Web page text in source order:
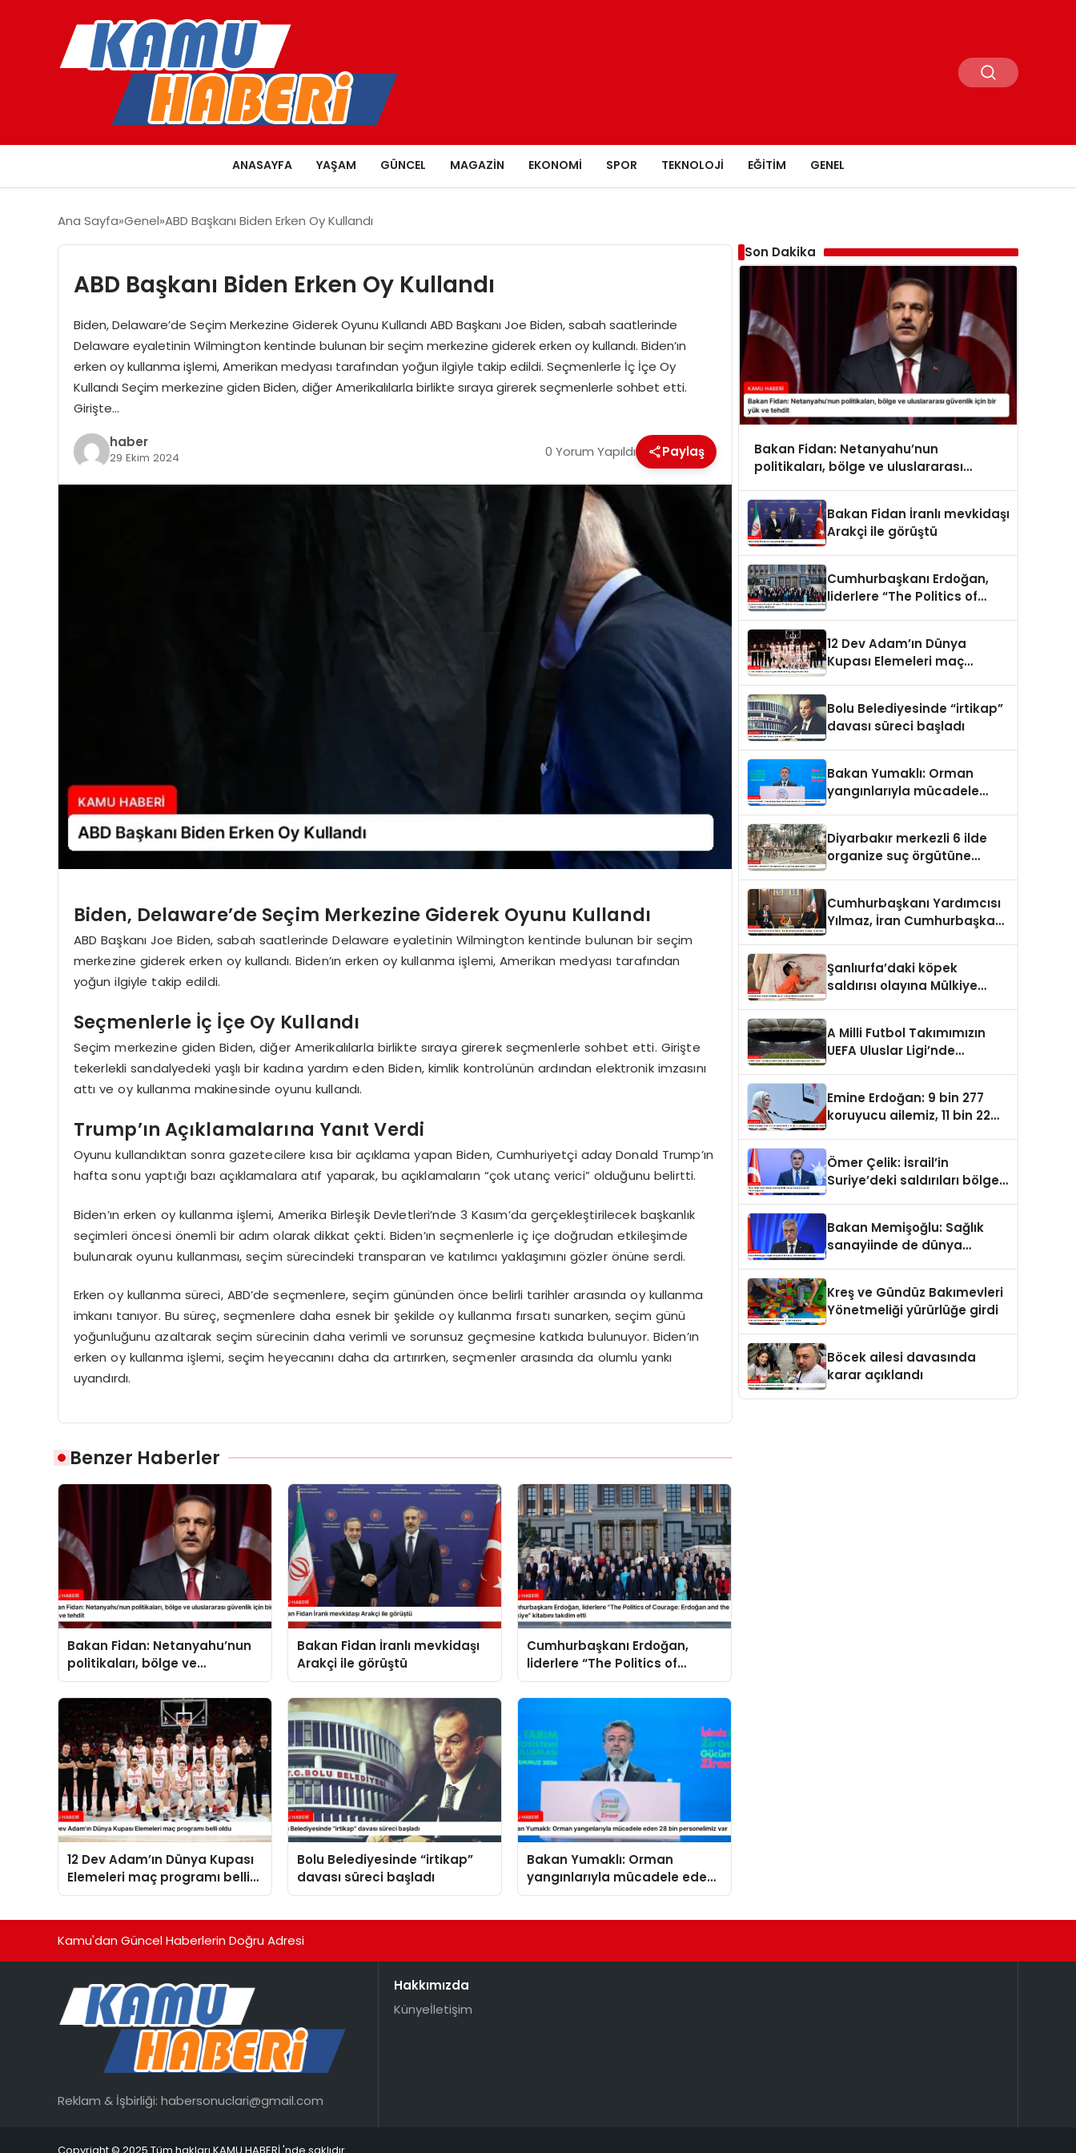
ANASAYFA YAŞAM GÜNCEL MAGAZIN EKONOMI SPOR TEKNOLOJI EĞITIM GENEL
Ana Sayfa Genel ABD Başkanı Biden Erken Oy Kullandı
ABD Başkanı Biden Erken Oy Kullandı
Biden, Delaware’de Seçim Merkezine Giderek Oyunu Kullandı ABD Başkanı Joe Biden, sabah saatlerinde
Delaware eyaletinin Wilmington kentinde bulunan bir seçim merkezine giderek erken oy kullandı. Biden’ın
erken oy kullanma işlemi, Amerikan medyası tarafından yoğun ilgiyle takip edildi. Seçmenlerle İç İçe Oy
Kullandı Seçim merkezine giden Biden, diğer Amerikalılarla birlikte sıraya girerek seçmenlerle sohbet etti.
Girişte…
haber
29 Ekim 2024 0 Yorum Yapıldı Paylaş
Biden, Delaware’de Seçim Merkezine Giderek Oyunu Kullandı
ABD Başkanı Joe Biden, sabah saatlerinde Delaware eyaletinin Wilmington kentinde bulunan bir seçim
merkezine giderek erken oy kullandı. Biden’ın erken oy kullanma işlemi, Amerikan medyası tarafından
yoğun ilgiyle takip edildi.
Seçmenlerle İç İçe Oy Kullandı
Seçim merkezine giden Biden, diğer Amerikalılarla birlikte sıraya girerek seçmenlerle sohbet etti. Girişte
tekerlekli sandalyedeki yaşlı bir kadına yardım eden Biden, kimlik kontrolünün ardından elektronik imzasını
attı ve oy kullanma makinesinde oyunu kullandı.
Trump’ın Açıklamalarına Yanıt Verdi
Oyunu kullandıktan sonra gazetecilere kısa bir açıklama yapan Biden, Cumhuriyetçi aday Donald Trump’ın
hafta sonu yaptığı bazı açıklamalara atıf yaparak, bu açıklamaların “çok utanç verici” olduğunu belirtti.
Biden’ın erken oy kullanma işlemi, Amerika Birleşik Devletleri’nde 3 Kasım’da gerçekleştirilecek başkanlık
seçimleri öncesi önemli bir adım olarak dikkat çekti. Biden’ın seçmenlerle iç içe doğrudan etkileşimde
bulunarak oyunu kullanması, seçim sürecindeki transparan ve katılımcı yaklaşımını gözler önüne serdi.
Erken oy kullanma süreci, ABD’de seçmenlere, seçim gününden önce belirli tarihler arasında oy kullanma
imkanı tanıyor. Bu süreç, seçmenlere daha esnek bir şekilde oy kullanma fırsatı sunarken, seçim günü
yoğunluğunu azaltarak seçim sürecinin daha verimli ve sorunsuz geçmesine katkıda bulunuyor. Biden’ın
erken oy kullanma işlemi, seçim heyecanını daha da artırırken, seçmenler arasında da olumlu yankı
uyandırdı.
Benzer Haberler
Bakan Fidan: Netanyahu’nun
politikaları, bölge ve
uluslararası güvenlik için bir
yük ve tehdit
Bakan Fidan İranlı mevkidaşı
Arakçi ile görüştü
Cumhurbaşkanı Erdoğan,
liderlere “The Politics of
Courage: Erdoğan and the
Rise of Türkiye” kitabını
12 Dev Adam’ın Dünya Kupası
Elemeleri maç programı belli
oldu
Bolu Belediyesinde “irtikap”
davası süreci başladı
Bakan Yumaklı: Orman
yangınlarıyla mücadele eden
28 bin personelimiz var
Son Dakika
Bakan Fidan: Netanyahu’nun
politikaları, bölge ve uluslararası
Bakan Fidan İranlı mevkidaşı
Arakçi ile görüştü
Cumhurbaşkanı Erdoğan,
liderlere “The Politics of
takdim etti
12 Dev Adam’ın Dünya
Kupası Elemeleri maç
Bolu Belediyesinde “irtikap”
davası süreci başladı
Bakan Yumaklı: Orman
yangınlarıyla mücadele
Diyarbakır merkezli 6 ilde
organize suç örgütüne
Cumhurbaşkanı Yardımcısı
Yılmaz, İran Cumhurbaşkanı
Şanlıurfa’daki köpek
saldırısı olayına Mülkiye
A Milli Futbol Takımımızın
UEFA Uluslar Ligi’nde
Emine Erdoğan: 9 bin 277
koruyucu ailemiz, 11 bin 22
Ömer Çelik: İsrail’in
Suriye’deki saldırıları bölge
Bakan Memişoğlu: Sağlık
sanayiinde de dünya
Kreş ve Gündüz Bakımevleri
Yönetmeliği yürürlüğe girdi
Böcek ailesi davasında
karar açıklandı
Kamu'dan Güncel Haberlerin Doğru Adresi
Reklam & İşbirliği: habersonuclari@gmail.com
Hakkımızda
Künyeİletişim